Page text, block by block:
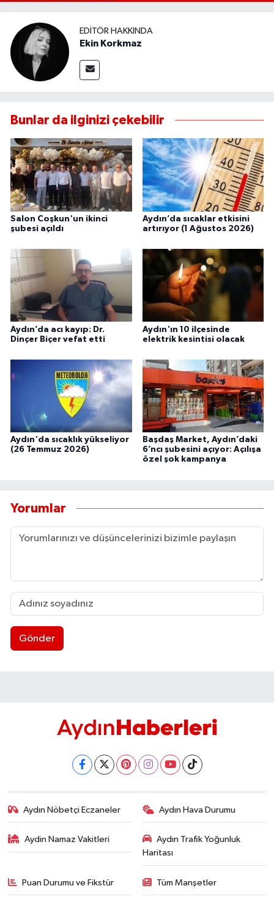
EDITÖR HAKKINDA
Ekin Korkmaz
Bunlar da ilginizi çekebilir
Salon Coşkun'un ikinci
şubesi açıldı
Aydın’da sıcaklar etkisini
artırıyor (1 Ağustos 2026)
Aydın’da acı kayıp: Dr.
Dinçer Biçer vefat etti
Aydın'ın 10 ilçesinde
elektrik kesintisi olacak
Aydın'da sıcaklık yükseliyor
(26 Temmuz 2026)
Başdaş Market, Aydın’daki
6’ncı şubesini açıyor: Açılışa
özel şok kampanya
Yorumlar
Gönder
Aydın Nöbetçi Eczaneler Aydın Hava Durumu
Aydin Namaz Vakitleri
Aydın Trafik Yoğunluk
Haritası
Puan Durumu ve Fikstür Tüm Manşetler